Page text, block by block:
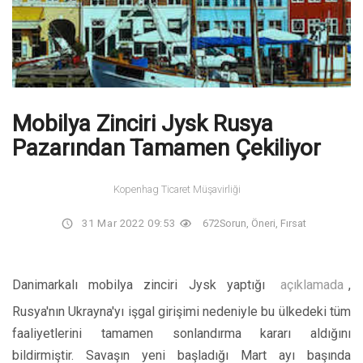
Mobilya Zinciri Jysk Rusya
Pazarından Tamamen Çekiliyor
Kopenhag Ticaret Müşavirliği
31 Mar 2022 09:53 672Sorun, Öneri, Fırsat
Danimarkalı mobilya zinciri Jysk yaptığı açıklamada ,
Rusya'nın Ukrayna'yı işgal girişimi nedeniyle bu ülkedeki tüm
faaliyetlerini tamamen sonlandırma kararı aldığını
bildirmiştir. Savaşın yeni başladığı Mart ayı başında